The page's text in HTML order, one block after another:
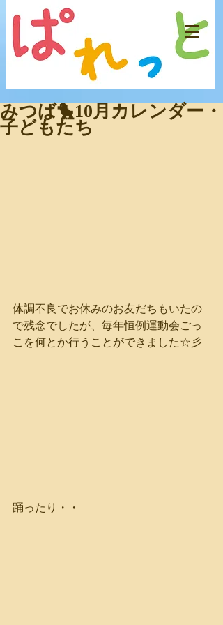
みつば🐤10月カレンダー・
子どもたち
体調不良でお休みのお友だちもいたの
で残念でしたが、毎年恒例運動会ごっ
こを何とか行うことができました☆彡
踊ったり・・